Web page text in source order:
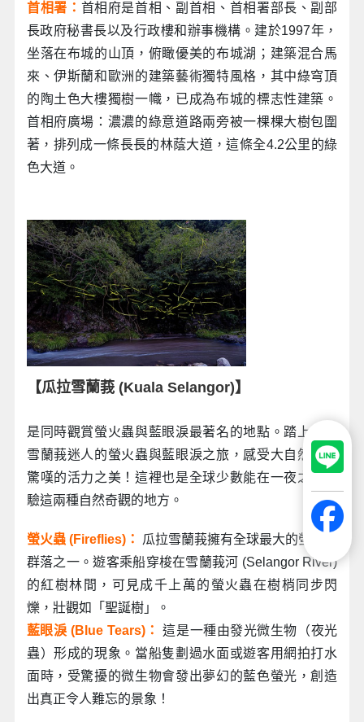
首相署： 首相府是首相、副首相、首相署部長、副部
長政府秘書長以及行政樓和辦事機構。建於1997年，
坐落在布城的山頂，俯瞰優美的布城湖；建築混合馬
來、伊斯蘭和歐洲的建築藝術獨特風格，其中綠穹頂
的陶土色大樓獨樹一幟，已成為布城的標志性建築。
首相府廣場：濃濃的綠意道路兩旁被一棵棵大樹包圍
著，排列成一條長長的林蔭大道，這條全4.2公里的綠
色大道。
【瓜拉雪蘭莪 (Kuala Selangor)】
是同時觀賞螢火蟲與藍眼淚最著名的地點。踏上瓜拉
雪蘭莪迷人的螢火蟲與藍眼淚之旅，感受大自然令人
驚嘆的活力之美！這裡也是全球少數能在一夜之間體
驗這兩種自然奇觀的地方。
螢火蟲 (Fireflies)： 瓜拉雪蘭莪擁有全球最大的螢火蟲
群落之一。遊客乘船穿梭在雪蘭莪河 (Selangor River)
的紅樹林間，可見成千上萬的螢火蟲在樹梢同步閃
爍，壯觀如「聖誕樹」。
藍眼淚 (Blue Tears)：
這是一種由發光微生物（夜光
蟲）形成的現象。當船隻劃過水面或遊客用網拍打水
面時，受驚擾的微生物會發出夢幻的藍色螢光，創造
出真正令人難忘的景象！